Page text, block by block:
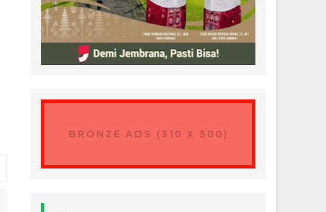
BRONZE ADS (310 X 500)